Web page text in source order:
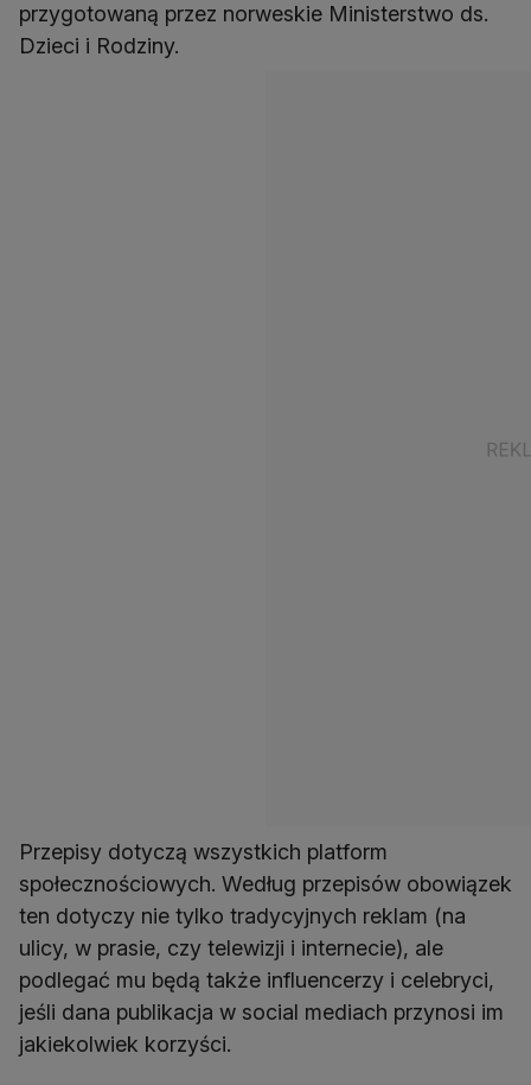
przygotowaną przez norweskie Ministerstwo ds.
Dzieci i Rodziny.
Przepisy dotyczą wszystkich platform
społecznościowych. Według przepisów obowiązek
ten dotyczy nie tylko tradycyjnych reklam (na
ulicy, w prasie, czy telewizji i internecie), ale
podlegać mu będą także influencerzy i celebryci,
jeśli dana publikacja w social mediach przynosi im
jakiekolwiek korzyści.